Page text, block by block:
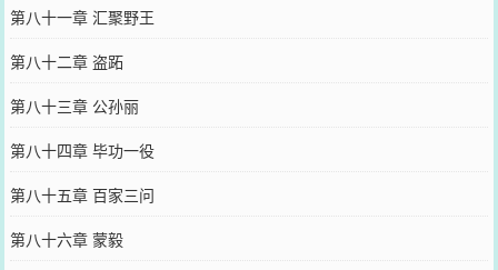
第八十一章 汇聚野王
第八十二章 盗跖
第八十三章 公孙丽
第八十四章 毕功一役
第八十五章 百家三问
第八十六章 蒙毅